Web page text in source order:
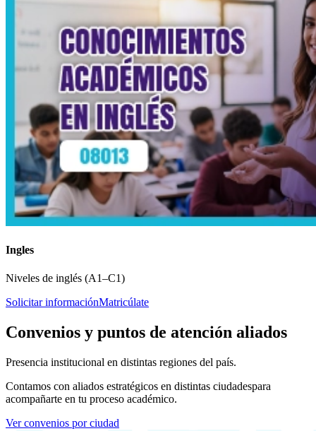
Ingles
Niveles de inglés (A1–C1)
Solicitar informaciónMatricúlate
Convenios y puntos de atención aliados
Presencia institucional en distintas regiones del país.
Contamos con aliados estratégicos en distintas ciudadespara
acompañarte en tu proceso académico.
Ver convenios por ciudad